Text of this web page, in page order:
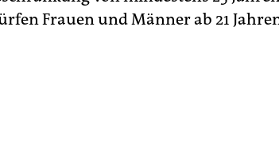
Frauen und Männer ab 21